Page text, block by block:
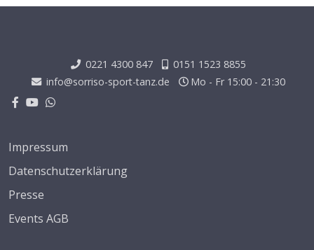
0221 4300 847
0151 1523 8855
info@sorriso-sport-tanz.de
Mo - Fr 15:00 - 21:30
Impressum
Datenschutzerklärung
Presse
Events AGB